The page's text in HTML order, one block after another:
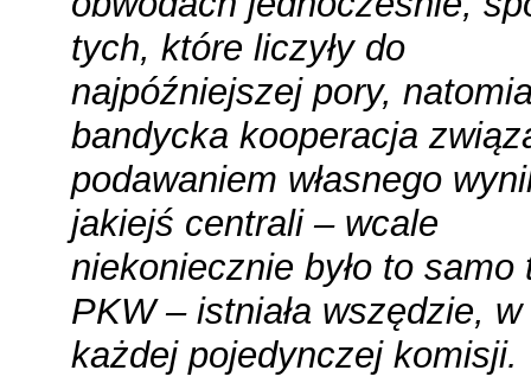
tych, które liczyły do
najpóźniejszej pory,
bandycka kooperacja
podawaniem własnego
jakiejś centrali – wcale
niekoniecznie było to samo
PKW – istniała wszędzie, w
każdej pojedynczej komisji.